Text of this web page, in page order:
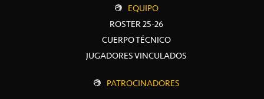
EQUIPO
ROSTER 25-26
CUERPO TÉCNICO
JUGADORES VINCULADOS
PATROCINADORES